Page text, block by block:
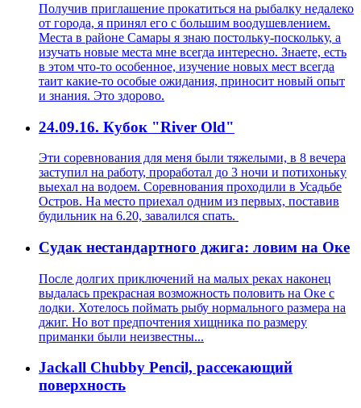
Получив приглашение прокатиться на рыбалку недалеко
от города, я принял его с большим воодушевлением.
Места в районе Самары я знаю постольку-поскольку, а
изучать новые места мне всегда интересно. Знаете, есть
в этом что-то особенное, изучение новых мест всегда
таит какие-то особые ожидания, приносит новый опыт
и знания. Это здорово.
24.09.16. Кубок "River Old"
Эти соревнования для меня были тяжелыми, в 8 вечера
заступил на работу, проработал до 3 ночи и потихоньку
выехал на водоем. Соревнования проходили в Усадьбе
Остров. На место приехал одним из первых, поставив
будильник на 6.20, завалился спать.
Cудак нестандартного джига: ловим на Оке
После долгих приключений на малых реках наконец
выдалась прекрасная возможность половить на Оке с
лодки. Хотелось поймать рыбу нормального размера на
джиг. Но вот предпочтения хищника по размеру
приманки были неизвестны...
Jackall Chubby Pencil, рассекающий
поверхность